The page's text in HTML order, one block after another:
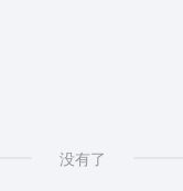
没有了